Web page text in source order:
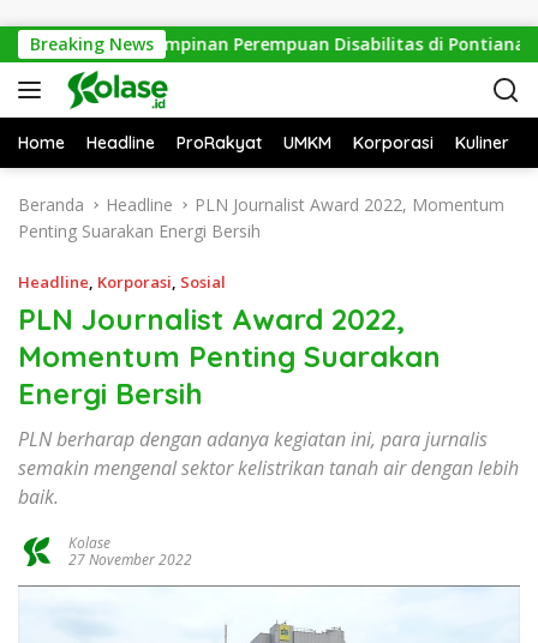
Breaking News
Kepemimpinan Perempuan Disabilitas di Pontianak
Home Headline ProRakyat UMKM Korporasi Kuliner
Beranda Headline
PLN Journalist Award 2022, Momentum
Penting Suarakan Energi Bersih
Headline, Korporasi, Sosial
PLN Journalist Award 2022,
Momentum Penting Suarakan
Energi Bersih
PLN berharap dengan adanya kegiatan ini, para jurnalis
semakin mengenal sektor kelistrikan tanah air dengan lebih
baik.
Kolase
27 November 2022